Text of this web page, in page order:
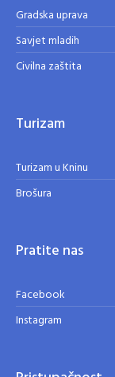
Gradska uprava
Savjet mladih
Civilna zaštita
Turizam
Turizam u Kninu
Brošura
Pratite nas
Facebook
Instagram